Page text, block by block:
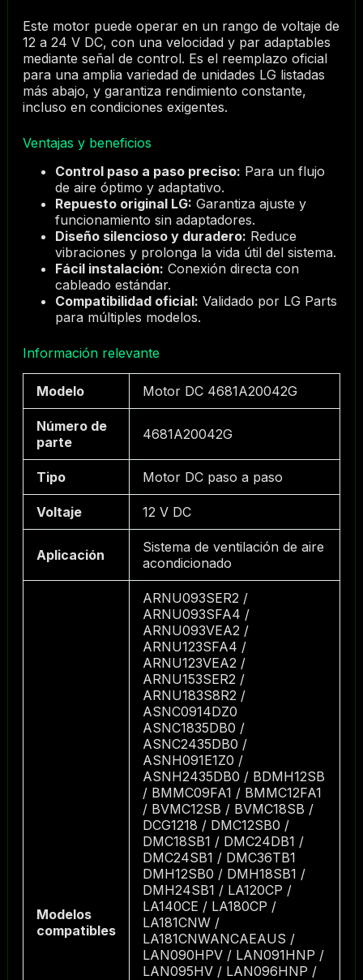
Este motor puede operar en un rango de voltaje de
12 a 24 V DC, con una velocidad y par adaptables
mediante señal de control. Es el reemplazo oficial
para una amplia variedad de unidades LG listadas
más abajo, y garantiza rendimiento constante,
incluso en condiciones exigentes.
Ventajas y beneficios
Control paso a paso preciso: Para un flujo
de aire óptimo y adaptativo.
Repuesto original LG: Garantiza ajuste y
funcionamiento sin adaptadores.
Diseño silencioso y duradero: Reduce
vibraciones y prolonga la vida útil del sistema.
Fácil instalación: Conexión directa con
cableado estándar.
Compatibilidad oficial: Validado por LG Parts
para múltiples modelos.
Información relevante
Modelo Motor DC 4681A20042G
Número de
parte
4681A20042G
Tipo Motor DC paso a paso
Voltaje 12 V DC
Aplicación
Sistema de ventilación de aire
acondicionado
Modelos
compatibles
ARNU093SER2 /
ARNU093SFA4 /
ARNU093VEA2 /
ARNU123SFA4 /
ARNU123VEA2 /
ARNU153SER2 /
ARNU183S8R2 /
ASNC0914DZ0
ASNC1835DB0 /
ASNC2435DB0 /
ASNH091E1Z0 /
ASNH2435DB0 / BDMH12SB
/ BMMC09FA1 / BMMC12FA1
/ BVMC12SB / BVMC18SB /
DCG1218 / DMC12SB0 /
DMC18SB1 / DMC24DB1 /
DMC24SB1 / DMC36TB1
DMH12SB0 / DMH18SB1 /
DMH24SB1 / LA120CP /
LA140CE / LA180CP /
LA181CNW /
LA181CNWANCAEAUS /
LAN090HPV / LAN091HNP /
LAN095HV / LAN096HNP /